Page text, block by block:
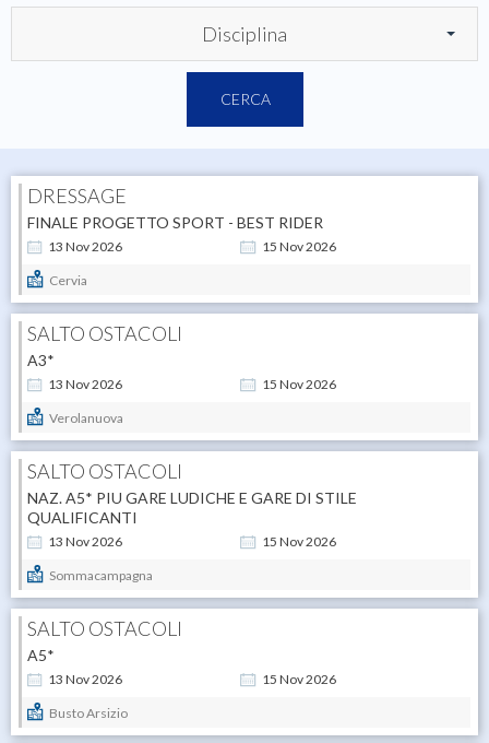
Disciplina
CERCA
DRESSAGE
13 Nov2026 15 Nov2026
FINALE PROGETTO SPORT - BEST RIDER
Cervia
SALTO OSTACOLI
13 Nov2026 15 Nov2026
A3*
Verolanuova
SALTO OSTACOLI
13 Nov2026 15 Nov2026
NAZ. A5* PIU GARE LUDICHE E GARE DI STILE
QUALIFICANTI
Sommacampagna
SALTO OSTACOLI
13 Nov2026 15 Nov2026
A5*
Busto Arsizio